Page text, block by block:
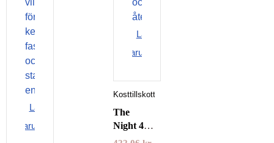
Lägg i
varukorgen
Lägg i
varukorgen
Kosttillskott
The
Night 400
g 24 Edge